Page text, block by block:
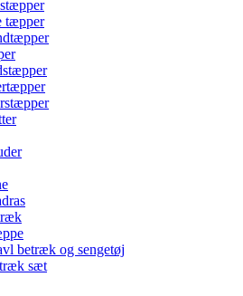
tæpper
betræk og sengetøj
sæt